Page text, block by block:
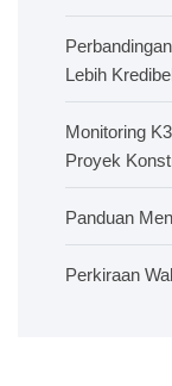
Lebih
Monitoring
Proyek
Panduan
Perkiraan